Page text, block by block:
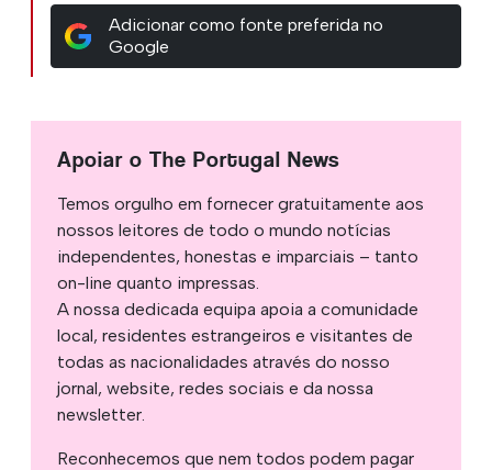
Adicionar como fonte preferida no
Google
Apoiar o The Portugal News
Temos orgulho em fornecer gratuitamente aos
nossos leitores de todo o mundo notícias
independentes, honestas e imparciais – tanto
on-line quanto impressas.
A nossa dedicada equipa apoia a comunidade
local, residentes estrangeiros e visitantes de
todas as nacionalidades através do nosso
jornal, website, redes sociais e da nossa
newsletter.
Reconhecemos que nem todos podem pagar